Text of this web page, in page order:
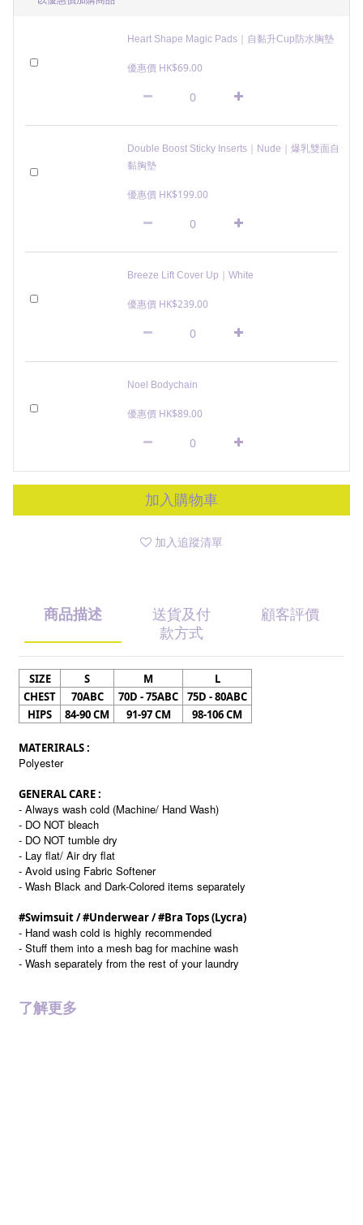
Heart Shape Magic Pads｜自黏升Cup防水胸墊
優惠價 HK$69.00
Double Boost Sticky Inserts｜Nude｜爆乳雙面自
黏胸墊
優惠價 HK$199.00
Breeze Lift Cover Up｜White
優惠價 HK$239.00
Noel Bodychain
優惠價 HK$89.00
加入購物車
加入追蹤清單
商品描述 送貨及付
款方式
顧客評價
SIZE S M
L
CHEST
70ABC 70D - 75ABC
75D - 80ABC
HIPS
84-90 CM 91-97 CM 98-106 CM
MATERIRALS :
Polyester
GENERAL CARE :
- Always wash cold (Machine/ Hand Wash)
- DO NOT bleach
- DO NOT tumble dry
- Lay flat/ Air dry flat
- Avoid using Fabric Softener
- Wash Black and Dark-Colored items separately
#Swimsuit / #Underwear / #Bra Tops (Lycra)
- Hand wash cold is highly recommended
- Stuff them into a mesh bag for machine wash
- Wash separately from the rest of your laundry
了解更多